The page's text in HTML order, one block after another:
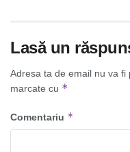
Lasă un
Adresa ta de email nu va fi
marcate cu *
Comentariu *